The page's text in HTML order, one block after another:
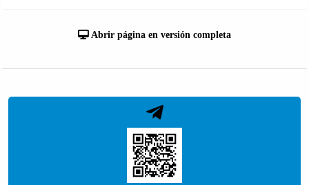
Abrir página en versión completa